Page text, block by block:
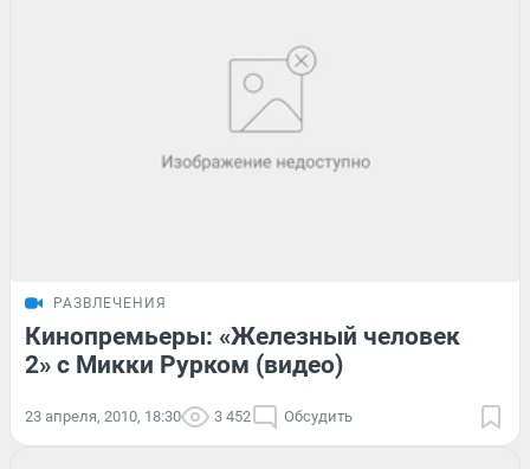
РАЗВЛЕЧЕНИЯ
Кинопремьеры: «Железный человек
2» с Микки Рурком (видео)
23 апреля, 2010, 18:30 3 452 Обсудить